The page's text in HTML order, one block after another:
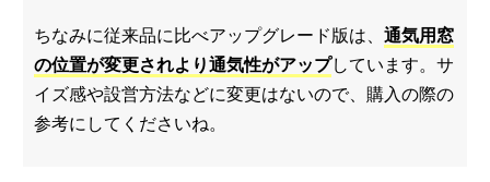
ちなみに従来品に比べアップグレード版は、 通気用窓
の位置が変更されより通気性がアップしています。サ
イズ感や設営方法などに変更はないので、購入の際の
参考にしてくださいね。